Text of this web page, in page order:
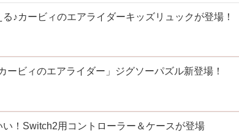
♪カービィのエアライダーキッズリュックが登場！
ビィのエアライダー」ジグソーパズル新登場！
！Switch2用コントローラー＆ケースが登場